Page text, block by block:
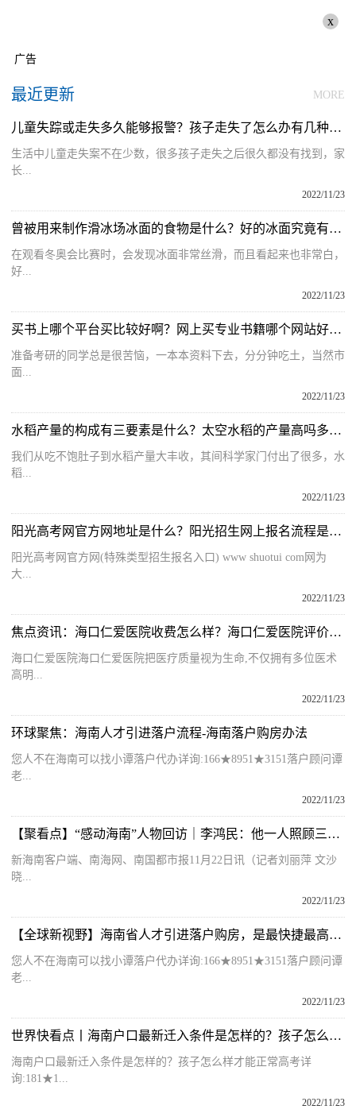
x
广告
最近更新 MORE
儿童失踪或走失多久能够报警？孩子走失了怎么办有几种方法补救？
生活中儿童走失案不在少数，很多孩子走失之后很久都没有找到，家
长...
2022/11/23
曾被用来制作滑冰场冰面的食物是什么？好的冰面究竟有多重要呢？
在观看冬奥会比赛时，会发现冰面非常丝滑，而且看起来也非常白，
好...
2022/11/23
买书上哪个平台买比较好啊？网上买专业书籍哪个网站好用一些呢？
准备考研的同学总是很苦恼，一本本资料下去，分分钟吃土，当然市
面...
2022/11/23
水稻产量的构成有三要素是什么？太空水稻的产量高吗多少公斤呢？
我们从吃不饱肚子到水稻产量大丰收，其间科学家门付出了很多，水
稻...
2022/11/23
阳光高考网官方网地址是什么？阳光招生网上报名流程是什么呢？
阳光高考网官方网(特殊类型招生报名入口) www shuotui com网为
大...
2022/11/23
焦点资讯：海口仁爱医院收费怎么样？海口仁爱医院评价好吗？
海口仁爱医院海口仁爱医院把医疗质量视为生命,不仅拥有多位医术
高明...
2022/11/23
环球聚焦：海南人才引进落户流程-海南落户购房办法
您人不在海南可以找小谭落户代办详询:166★8951★3151落户顾问谭
老...
2022/11/23
【聚看点】“感动海南”人物回访｜李鸿民：他一人照顾三人，单肩挑起全家重担
新海南客户端、南海网、南国都市报11月22日讯（记者刘丽萍 文沙
晓...
2022/11/23
【全球新视野】海南省人才引进落户购房，是最快捷最高效的好方法
您人不在海南可以找小谭落户代办详询:166★8951★3151落户顾问谭
老...
2022/11/23
世界快看点丨海南户口最新迁入条件是怎样的？孩子怎么样才能正常高考？
海南户口最新迁入条件是怎样的？孩子怎么样才能正常高考详
询:181★1...
2022/11/23